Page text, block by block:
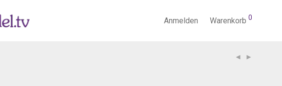
Anmelden Warenkorb 0